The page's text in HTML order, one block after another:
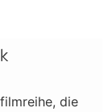
die